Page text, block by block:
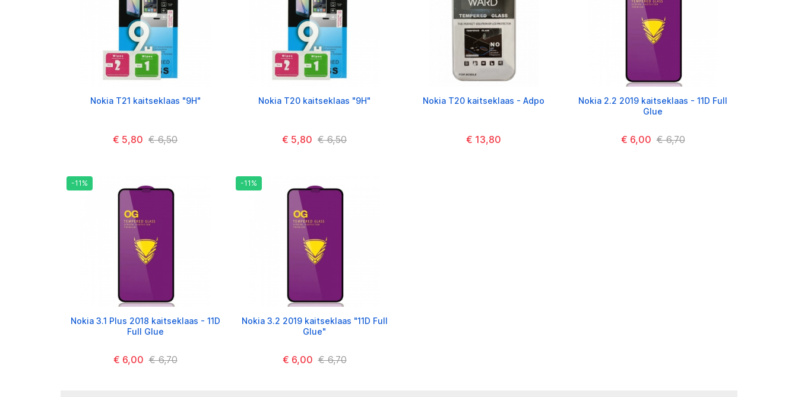
Nokia T21 kaitseklaas "9H"
€ 5,80 € 6,50
Nokia T20 kaitseklaas "9H"
€ 5,80 € 6,50
Nokia T20 kaitseklaas - Adpo
€ 13,80
Nokia 2.2 2019 kaitseklaas - 11D Full
Glue
€ 6,00 € 6,70
-11%
Nokia 3.1 Plus 2018 kaitseklaas - 11D
Full Glue
€ 6,00 € 6,70
-11%
Nokia 3.2 2019 kaitseklaas "11D Full
Glue"
€ 6,00 € 6,70